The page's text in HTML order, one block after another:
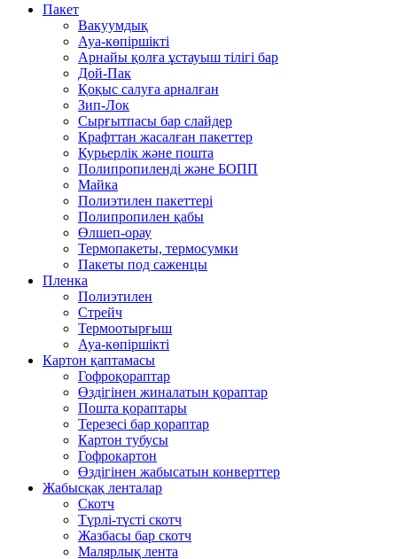
Пакет
Вакуумдық
Ауа-көпіршікті
Арнайы қолға ұстауыш тілігі бар
Дой-Пак
Қоқыс салуға арналған
Зип-Лок
Сырғытпасы бар слайдер
Крафттан жасалған пакеттер
Курьерлік және пошта
Полипропиленді және БОПП
Майка
Полиэтилен пакеттері
Полипропилен қабы
Өлшеп-орау
Термопакеты, термосумки
Пакеты под саженцы
Пленка
Полиэтилен
Стрейч
Термоотырғыш
Ауа-көпіршікті
Картон қаптамасы
Гофроқораптар
Өздігінен жиналатын қораптар
Пошта қораптары
Терезесі бар қораптар
Картон тубусы
Гофрокартон
Өздігінен жабысатын конверттер
Жабысқақ ленталар
Скотч
Түрлі-түсті скотч
Жазбасы бар скотч
Малярлық лента